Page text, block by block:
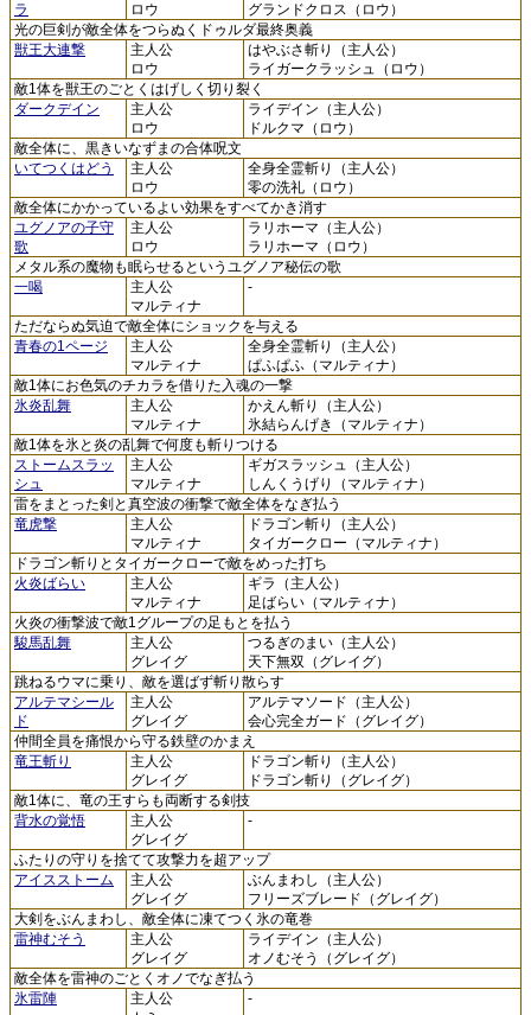
ラ
ロウ
グランドクロス（ロウ）
光の巨剣が敵全体をつらぬくドゥルダ最終奥義
獣王大連撃
主人公
ロウ
はやぶさ斬り（主人公）
ライガークラッシュ（ロウ）
敵1体を獣王のごとくはげしく切り裂く
ダークデイン
主人公
ロウ
ライデイン（主人公）
ドルクマ（ロウ）
敵全体に、黒きいなずまの合体呪文
いてつくはどう
主人公
ロウ
全身全霊斬り（主人公）
零の洗礼（ロウ）
敵全体にかかっているよい効果をすべてかき消す
ユグノアの子守
歌
主人公
ロウ
ラリホーマ（主人公）
ラリホーマ（ロウ）
メタル系の魔物も眠らせるというユグノア秘伝の歌
一喝
主人公
マルティナ
-
ただならぬ気迫で敵全体にショックを与える
青春の1ページ
主人公
マルティナ
全身全霊斬り（主人公）
ぱふぱふ（マルティナ）
敵1体にお色気のチカラを借りた入魂の一撃
氷炎乱舞
主人公
マルティナ
かえん斬り（主人公）
氷結らんげき（マルティナ）
敵1体を氷と炎の乱舞で何度も斬りつける
ストームスラッ
シュ
主人公
マルティナ
ギガスラッシュ（主人公）
しんくうげり（マルティナ）
雷をまとった剣と真空波の衝撃で敵全体をなぎ払う
竜虎撃
主人公
マルティナ
ドラゴン斬り（主人公）
タイガークロー（マルティナ）
ドラゴン斬りとタイガークローで敵をめった打ち
火炎ばらい
主人公
マルティナ
ギラ（主人公）
足ばらい（マルティナ）
火炎の衝撃波で敵1グループの足もとを払う
駿馬乱舞
主人公
グレイグ
つるぎのまい（主人公）
天下無双（グレイグ）
跳ねるウマに乗り、敵を選ばず斬り散らす
アルテマシール
ド
主人公
グレイグ
アルテマソード（主人公）
会心完全ガード（グレイグ）
仲間全員を痛恨から守る鉄壁のかまえ
竜王斬り
主人公
グレイグ
ドラゴン斬り（主人公）
ドラゴン斬り（グレイグ）
敵1体に、竜の王すらも両断する剣技
背水の覚悟
主人公
グレイグ
-
ふたりの守りを捨てて攻撃力を超アップ
アイスストーム
主人公
グレイグ
ぶんまわし（主人公）
フリーズブレード（グレイグ）
大剣をぶんまわし、敵全体に凍てつく氷の竜巻
雷神むそう
主人公
グレイグ
ライデイン（主人公）
オノむそう（グレイグ）
敵全体を雷神のごとくオノでなぎ払う
氷雷陣
主人公
-